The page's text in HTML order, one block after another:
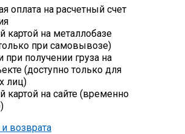
заборные
кладочная
абразивные
оплата на расчетный счет
картой на металлобазе
при самовывозе)
получении груза на
(доступно только для
лиц)
картой на сайте (временно
возврата